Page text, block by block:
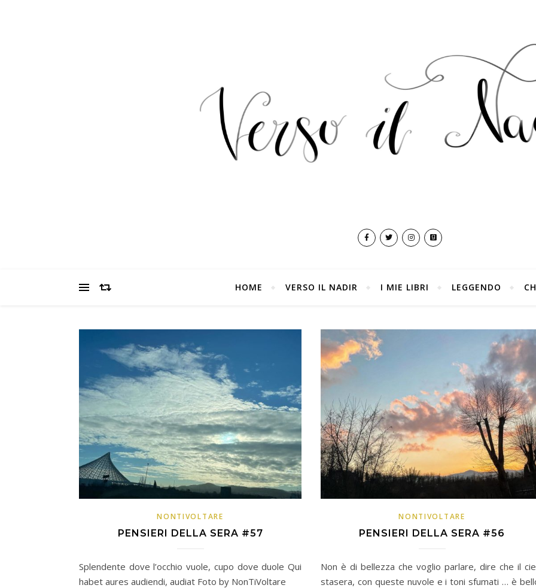
HOME VERSO IL NADIR I MIE LIBRI LEGGENDO
NONTIVOLTARE
PENSIERI DELLA SERA #57
Splendente dove l’occhio vuole, cupo dove duole Qui
habet aures audiendi, audiat Foto by NonTiVoltare
NONTIVOLTARE
PENSIERI DELLA SERA #56
Non è di bellezza che voglio parlare, dire che il
stasera, con queste nuvole e i toni sfumati … è